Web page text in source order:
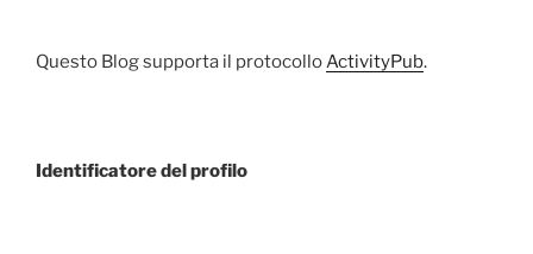
Questo Blog supporta il protocolloActivityPub.
Identificatore del profilo